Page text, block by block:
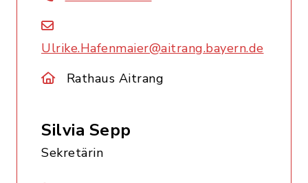
Ulrike.Hafenmaier@aitrang.bayern.de
Rathaus Aitrang
Silvia Sepp
Sekretärin